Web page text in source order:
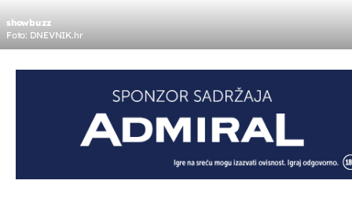
showbuzz
Foto: DNEVNIK.hr